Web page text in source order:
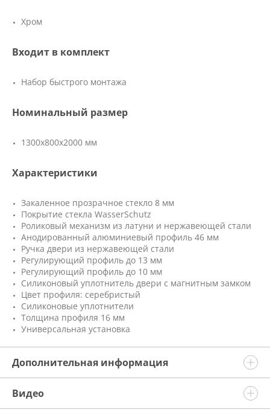
Хром
Входит в комплект
Набор быстрого монтажа
Номинальный размер
1300x800x2000 мм
Характеристики
Закаленное прозрачное стекло 8 мм
Покрытие стекла WasserSchutz
Роликовый механизм из латуни и нержавеющей стали
Анодированный алюминиевый профиль 46 мм
Ручка двери из нержавеющей стали
Регулирующий профиль до 13 мм
Регулирующий профиль до 10 мм
Силиконовый уплотнитель двери с магнитным замком
Цвет профиля: серебристый
Силиконовые уплотнители
Толщина профиля 16 мм
Универсальная установка
Дополнительная информация
Видео